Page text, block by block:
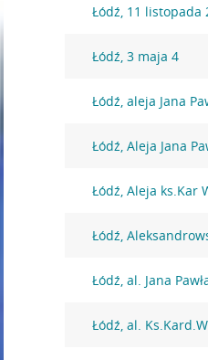
Łódź, 11 listopada
Łódź, 3 maja 4
Łódź, aleja Jana
Łódź, Aleja Jana
Łódź, Aleja ks.Kar
Łódź,
Łódź, al. Jana
Łódź, al.